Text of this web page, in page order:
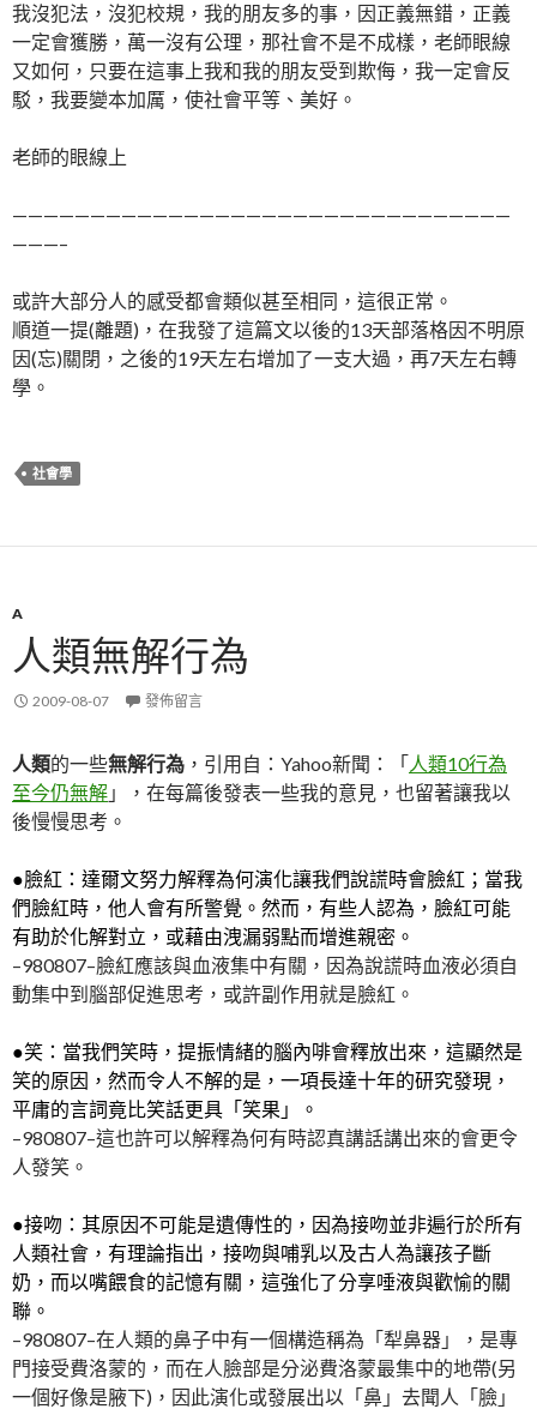
我沒犯法，沒犯校規，我的朋友多的事，因正義無錯，正義
一定會獲勝，萬一沒有公理，那社會不是不成樣，老師眼線
又如何，只要在這事上我和我的朋友受到欺侮，我一定會反
駁，我要變本加厲，使社會平等、美好。
老師的眼線上
————————————————————————————————
———–
或許大部分人的感受都會類似甚至相同，這很正常。
順道一提(離題)，在我發了這篇文以後的13天部落格因不明原
因(忘)關閉，之後的19天左右增加了一支大過，再7天左右轉
學。
社會學
A
人類無解行為
2009-08-07 發佈留言
人類的一些無解行為 ，引用自：Yahoo新聞：「人類10行為
至今仍無解 」，在每篇後發表一些我的意見，也留著讓我以
後慢慢思考。
●臉紅：達爾文努力解釋為何演化讓我們說謊時會臉紅；當我
們臉紅時，他人會有所警覺。然而，有些人認為，臉紅可能
有助於化解對立，或藉由洩漏弱點而增進親密。
–980807–臉紅應該與血液集中有關，因為說謊時血液必須自
動集中到腦部促進思考，或許副作用就是臉紅。
●笑：當我們笑時，提振情緒的腦內啡會釋放出來，這顯然是
笑的原因，然而令人不解的是，一項長達十年的研究發現，
平庸的言詞竟比笑話更具「笑果」。
–980807–這也許可以解釋為何有時認真講話講出來的會更令
人發笑。
●接吻：其原因不可能是遺傳性的，因為接吻並非遍行於所有
人類社會，有理論指出，接吻與哺乳以及古人為讓孩子斷
奶，而以嘴餵食的記憶有關，這強化了分享唾液與歡愉的關
聯。
–980807–在人類的鼻子中有一個構造稱為「犁鼻器」，是專
門接受費洛蒙的，而在人臉部是分泌費洛蒙最集中的地帶(另
一個好像是腋下)，因此演化或發展出以「鼻」去聞人「臉」